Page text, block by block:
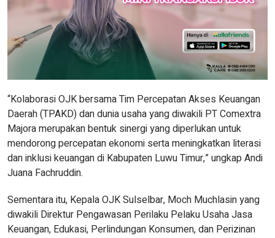
“Kolaborasi OJK bersama Tim Percepatan Akses Keuangan
Daerah (TPAKD) dan dunia usaha yang diwakili PT Comextra
Majora merupakan bentuk sinergi yang diperlukan untuk
mendorong percepatan ekonomi serta meningkatkan literasi
dan inklusi keuangan di Kabupaten Luwu Timur,” ungkap Andi
Juana Fachruddin.
Sementara itu, Kepala OJK Sulselbar, Moch Muchlasin yang
diwakili Direktur Pengawasan Perilaku Pelaku Usaha Jasa
Keuangan, Edukasi, Perlindungan Konsumen, dan Perizinan